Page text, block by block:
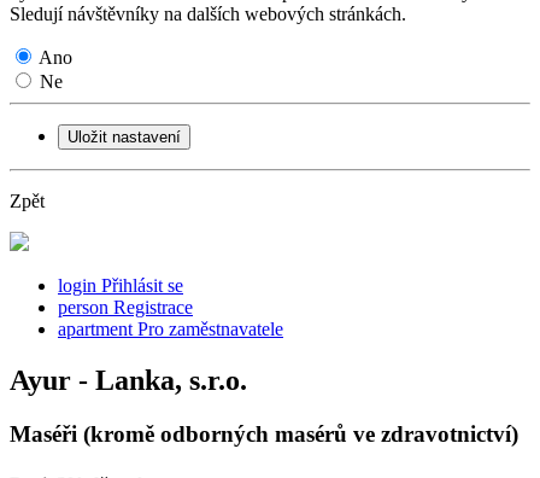
Sledují návštěvníky na dalších webových stránkách.
Ano
Ne
Uložit nastavení
Zpět
login Přihlásit se
person Registrace
apartmentPro zaměstnavatele
Ayur - Lanka, s.r.o.
Maséři (kromě odborných masérů ve zdravotnictví)